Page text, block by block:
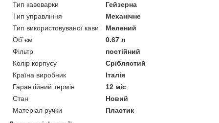
Тип кавоварки
Гейзерна
Тип управління
Механічне
Тип використовуваної кави
Мелений
Об`єм
0.67 л
Фільтр
постійний
Колір корпусу
Сріблястий
Країна виробник
Італія
Гарантійний термін
12 міс
Стан
Новий
Матеріал ручки
Пластик